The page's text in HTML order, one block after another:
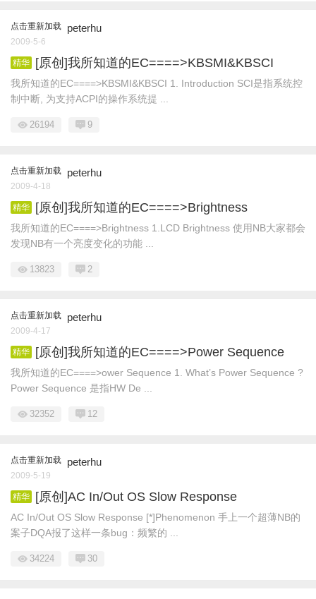
点击重新加载 peterhu
2009-5-6
精华 [原创]我所知道的EC====>KBSMI&KBSCI
我所知道的EC====>KBSMI&KBSCI 1. Introduction SCI是指系统控
制中断, 为支持ACPI的操作系统提 ...
26194 9
点击重新加载 peterhu
2009-4-18
精华 [原创]我所知道的EC====>Brightness
我所知道的EC====>Brightness 1.LCD Brightness 使用NB大家都会
发现NB有一个亮度变化的功能 ...
13823 2
点击重新加载 peterhu
2009-4-17
精华 [原创]我所知道的EC====>Power Sequence
我所知道的EC====>ower Sequence 1. What’s Power Sequence ?
Power Sequence 是指HW De ...
32352 12
点击重新加载 peterhu
2009-5-19
精华 [原创]AC In/Out OS Slow Response
AC In/Out OS Slow Response [*]Phenomenon 手上一个超薄NB的
案子DQA报了这样一条bug：频繁的 ...
34224 30